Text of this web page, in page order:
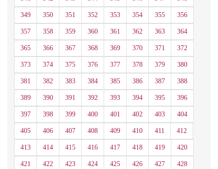
349 350 351 352 353 354 355 356
357 358 359 360 361 362 363 364
365 366 367 368 369 370 371 372
373 374 375 376 377 378 379 380
381 382 383 384 385 386 387 388
389 390 391 392 393 394 395 396
397 398 399 400 401 402 403 404
405 406 407 408 409 410 411 412
413 414 415 416 417 418 419 420
421 422 423 424 425 426 427 428